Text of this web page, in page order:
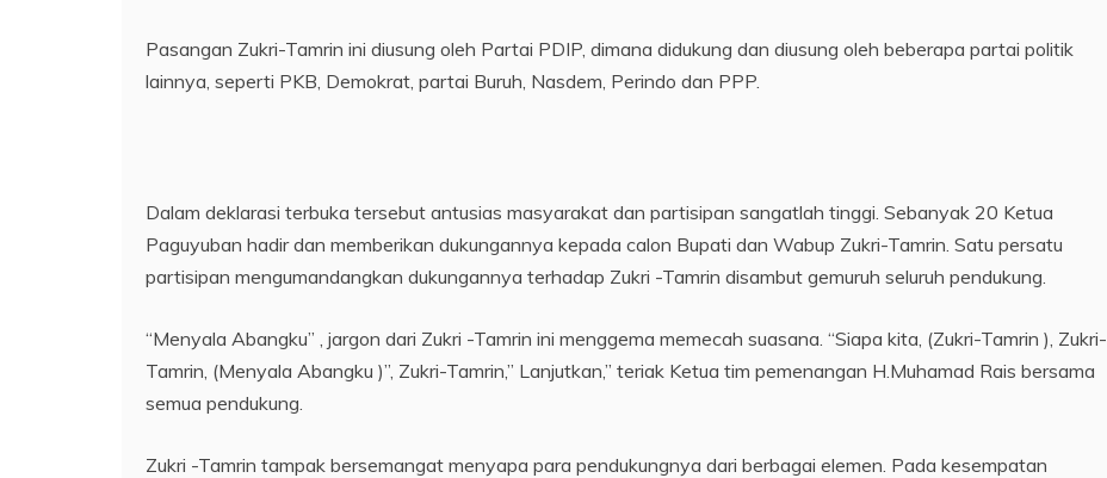
Pasangan Zukri-Tamrin ini diusung oleh Partai PDIP, dimana didukung dan diusung oleh beberapa partai politik
lainnya, seperti PKB, Demokrat, partai Buruh, Nasdem, Perindo dan PPP.
Dalam deklarasi terbuka tersebut antusias masyarakat dan partisipan sangatlah tinggi. Sebanyak 20 Ketua
Paguyuban hadir dan memberikan dukungannya kepada calon Bupati dan Wabup Zukri-Tamrin. Satu persatu
partisipan mengumandangkan dukungannya terhadap Zukri -Tamrin disambut gemuruh seluruh pendukung.
“Menyala Abangku” , jargon dari Zukri -Tamrin ini menggema memecah suasana. “Siapa kita, (Zukri-Tamrin ), Zukri-
Tamrin, (Menyala Abangku )”, Zukri-Tamrin,” Lanjutkan,” teriak Ketua tim pemenangan H.Muhamad Rais bersama
semua pendukung.
Zukri -Tamrin tampak bersemangat menyapa para pendukungnya dari berbagai elemen. Pada kesempatan